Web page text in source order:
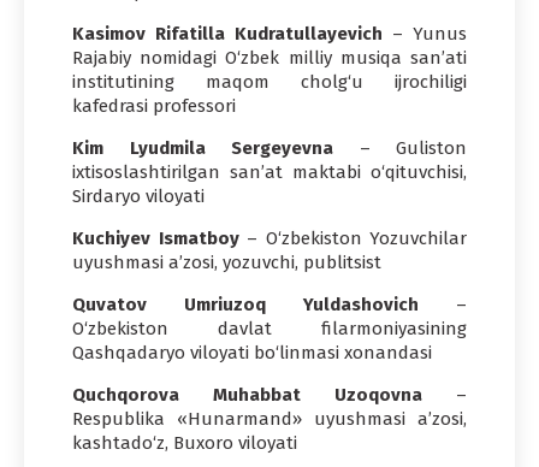
Kasimov Rifatilla Kudratullayevich – Yunus
Rajabiy nomidagi O‘zbek milliy musiqa san’ati
institutining maqom cholg‘u ijrochiligi
kafedrasi professori
Kim Lyudmila Sergeyevna – Guliston
ixtisoslashtirilgan san’at maktabi o‘qituvchisi,
Sirdaryo viloyati
Kuchiyev Ismatboy– O‘zbekiston Yozuvchilar
uyushmasi a’zosi, yozuvchi, publitsist
Quvatov Umriuzoq Yuldashovich –
O‘zbekiston davlat filarmoniyasining
Qashqadaryo viloyati bo‘linmasi xonandasi
Quchqorova Muhabbat Uzoqovna –
Respublika «Hunarmand» uyushmasi a’zosi,
kashtado‘z, Buxoro viloyati